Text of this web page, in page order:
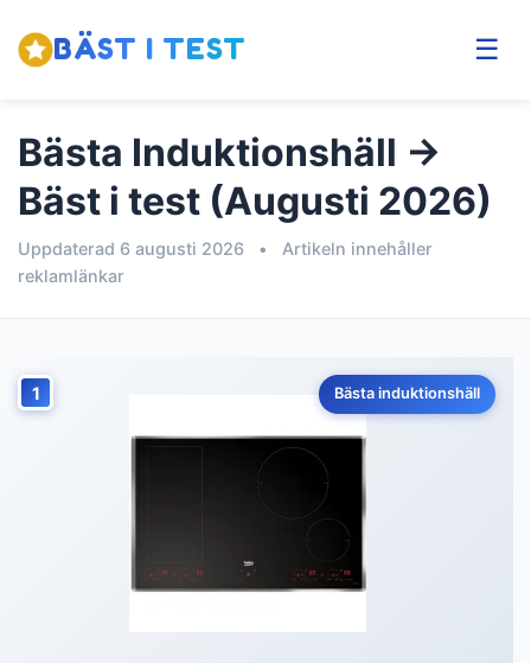
BÄST I TEST ☰
Bästa Induktionshäll →
Bäst i test (Augusti 2026)
Uppdaterad 6 augusti 2026 •
Artikeln innehåller
reklamlänkar
1 Bästa induktionshäll